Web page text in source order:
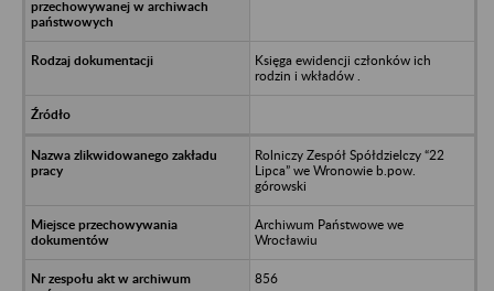
Księga ewidencji członków ich
rodzin i wkładów .
Rolniczy Zespół Spółdzielczy “22
Lipca” we Wronowie b.pow.
górowski
Archiwum Państwowe we
Wrocławiu
856